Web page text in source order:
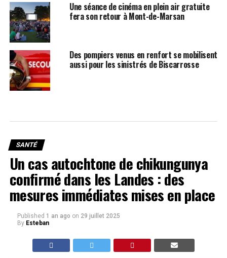
Une séance de cinéma en plein air gratuite
fera son retour à Mont-de-Marsan
Des pompiers venus en renfort se mobilisent
aussi pour les sinistrés de Biscarrosse
SANTÉ
Un cas autochtone de chikungunya
confirmé dans les Landes : des
mesures immédiates mises en place
Published 1 an ago on 29 juillet 2025
By Esteban